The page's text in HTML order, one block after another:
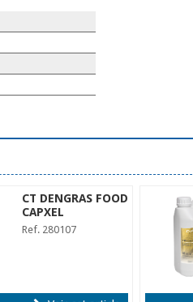
CT DENGRAS FOOD
CAPXEL
Ref. 280107